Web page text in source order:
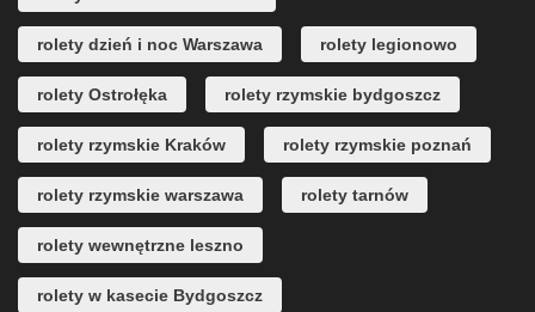
rolety dzień i noc Warszawa rolety legionowo
rolety Ostrołęka rolety rzymskie bydgoszcz
rolety rzymskie Kraków rolety rzymskie poznań
rolety rzymskie warszawa rolety tarnów
rolety wewnętrzne leszno
rolety w kasecie Bydgoszcz